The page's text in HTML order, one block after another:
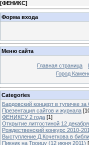
[ФЕНИКС]
Форма входа
Меню сайта
Главная страница
Город
Categories
Бардовский концерт в тупичке
Презентация сайтов и журнала
ФЕНИКСУ 2 года [1]
Открытие литгостиной 12
Рождественский конкурс 2010-
Выступление Д.Кочеткова в
Пикник на Троицу (12 июня 2011)